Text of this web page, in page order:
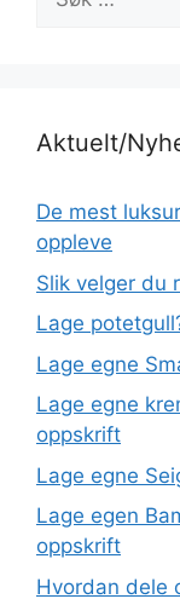
etter:
Aktuelt/
De mest
oppleve
Slik velger du
Lage
Lage egne
Lage egne
oppskrift
Lage egne
Lage egen
oppskrift
Hvordan dele